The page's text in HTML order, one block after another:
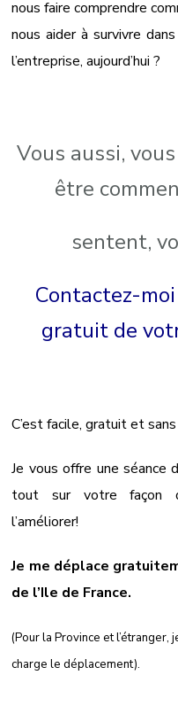
nous faire comprendre
nous aider à survivre
l’entreprise, aujourd’hui ?
Vous aussi,
être
sentent,
Contactez-
gratuit de
C’est facile, gratuit et
Je vous offre une séance
tout sur votre façon
l’améliorer!
Je me déplace
de l’Ile de France.
(Pour la Province et
charge le déplacement).